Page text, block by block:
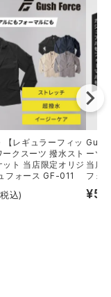
レギュラーフィッ
ークスーツ 撥水スト
ット 当店限定オリジ
フォース GF-011
込)
Gush
ーツ
当店
フォ
¥